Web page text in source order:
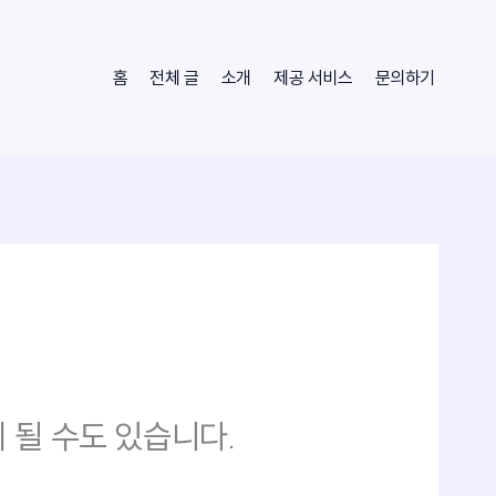
홈 전체 글 소개 제공 서비스 문의하기
될 수도 있습니다.